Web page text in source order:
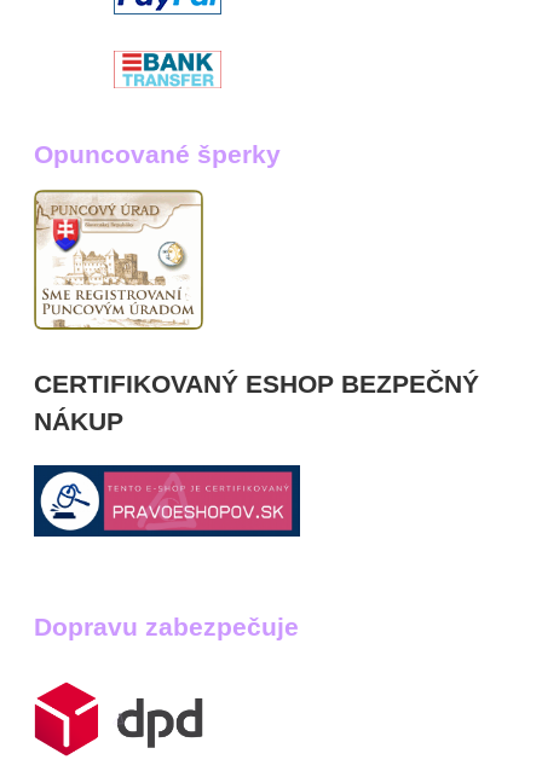
Opuncované šperky
CERTIFIKOVANÝ ESHOP BEZPEČNÝ
NÁKUP
Dopravu zabezpečuje